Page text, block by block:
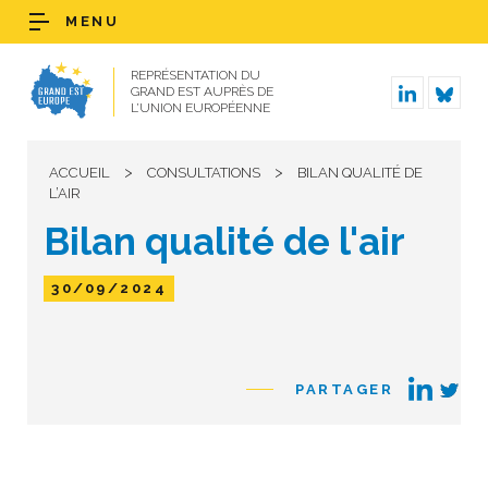
REPRÉSENTATION DU
GRAND EST AUPRÈS DE
L’UNION EUROPÉENNE
MENU
ACCUEIL > CONSULTATIONS >
BILAN QUALITÉ DE
L’AIR
Bilan qualité de l'air
30/09/2024
PARTAGER